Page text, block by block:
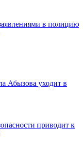
в полицию
Абызова уходит в
приводит к